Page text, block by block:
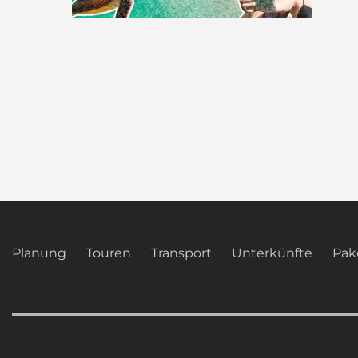
Planung Touren Transport Unterkünfte